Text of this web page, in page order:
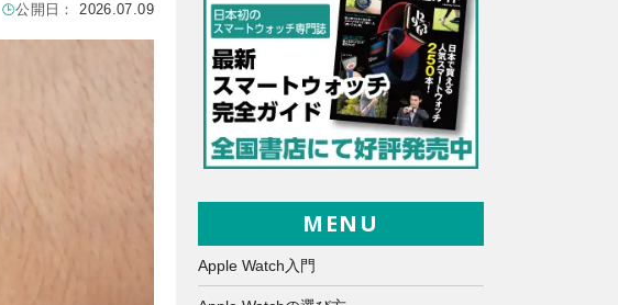
公開日：2026.07.09
MENU
Apple Watch入門